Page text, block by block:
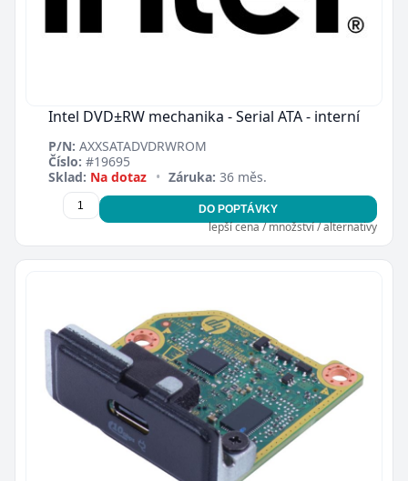
Intel DVD±RW mechanika - Serial ATA - interní
P/N: AXXSATADVDRWROM
Číslo: #19695
Sklad: Na dotaz • Záruka: 36 měs.
DO POPTÁVKY
lepší cena / množství / alternativy